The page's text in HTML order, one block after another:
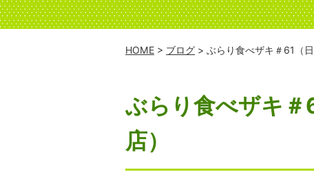
HOME > ブログ > ぶらり食べザキ＃61（
ぶらり食べザキ
店）